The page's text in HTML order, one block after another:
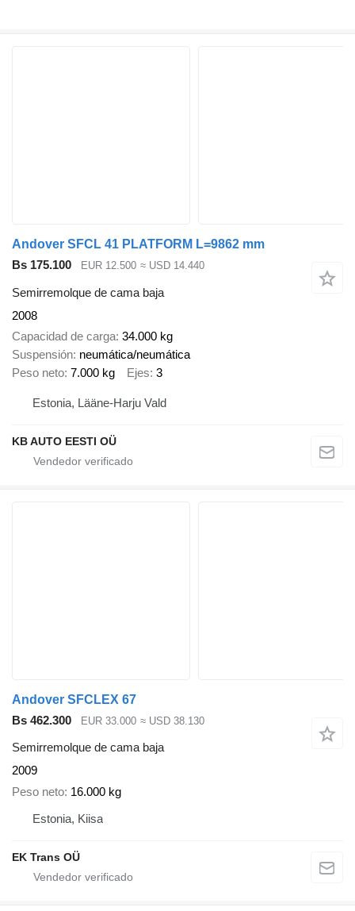
Andover SFCL 41 PLATFORM L=9862 mm
Bs 175.100
EUR 12.500 ≈ USD 14.440
Semirremolque de cama baja
2008
Capacidad de carga 34.000 kg
Suspensión neumática/neumática
Peso neto 7.000 kg Ejes 3
Estonia, Lääne-Harju Vald
KB AUTO EESTI OÜ
Andover SFCLEX 67
Bs 462.300
EUR 33.000 ≈ USD 38.130
Semirremolque de cama baja
2009
Peso neto 16.000 kg
Estonia, Kiisa
EK Trans OÜ